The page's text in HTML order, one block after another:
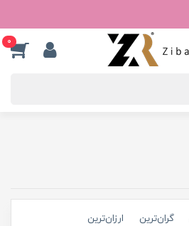
0
گران‌ترین ارزان‌ترین